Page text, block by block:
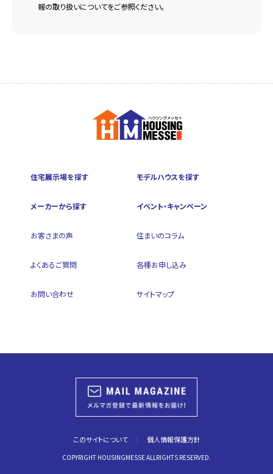
報の取り扱いについてをご参照ください。
住宅展示場を探す モデルハウスを探す
メーカーから探す イベント・キャンペーン
お客さまの声 住まいのコラム
よくあるご質問 各種お申し込み
お問い合わせ サイトマップ
COPYRIGHT HOUSINGMESSE ALLRIGHTS RESERVED.
このサイトについて 個人情報保護方針